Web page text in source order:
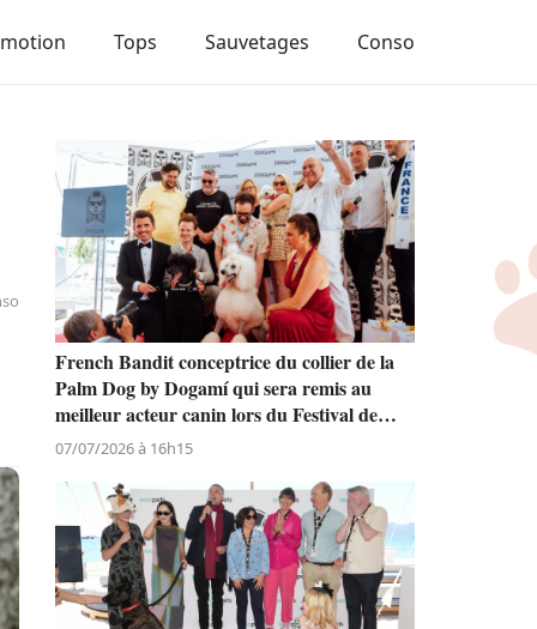
Tops Sauvetages Conso
French Bandit conceptrice du collier de la
Palm Dog by Dogamí qui sera remis au
meilleur acteur canin lors du Festival de
Cannes
07/07/2026 à 16h15